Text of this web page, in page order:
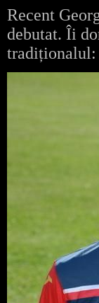
Recent
debutat. Îi
tradiționalul: